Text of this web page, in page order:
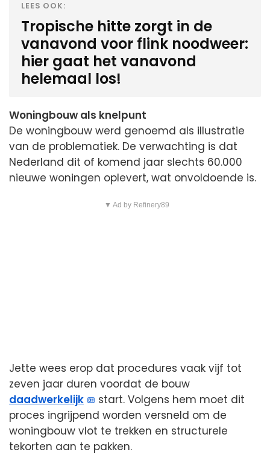
LEES OOK:
Tropische hitte zorgt in de
vanavond voor flink noodweer:
hier gaat het vanavond
helemaal los!
Woningbouw als knelpunt
De woningbouw werd genoemd als illustratie
van de problematiek. De verwachting is dat
Nederland dit of komend jaar slechts 60.000
nieuwe woningen oplevert, wat onvoldoende is.
▼ Ad by Refinery89
Jette wees erop dat procedures vaak vijf tot
zeven jaar duren voordat de bouw
daadwerkelijk
start. Volgens hem moet dit
proces ingrijpend worden versneld om de
woningbouw vlot te trekken en structurele
tekorten aan te pakken.